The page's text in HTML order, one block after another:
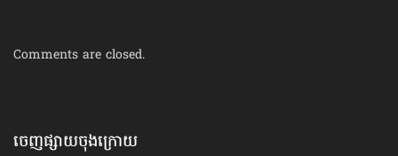
Comments are closed.
ចេញផ្សាយចុងក្រោយ